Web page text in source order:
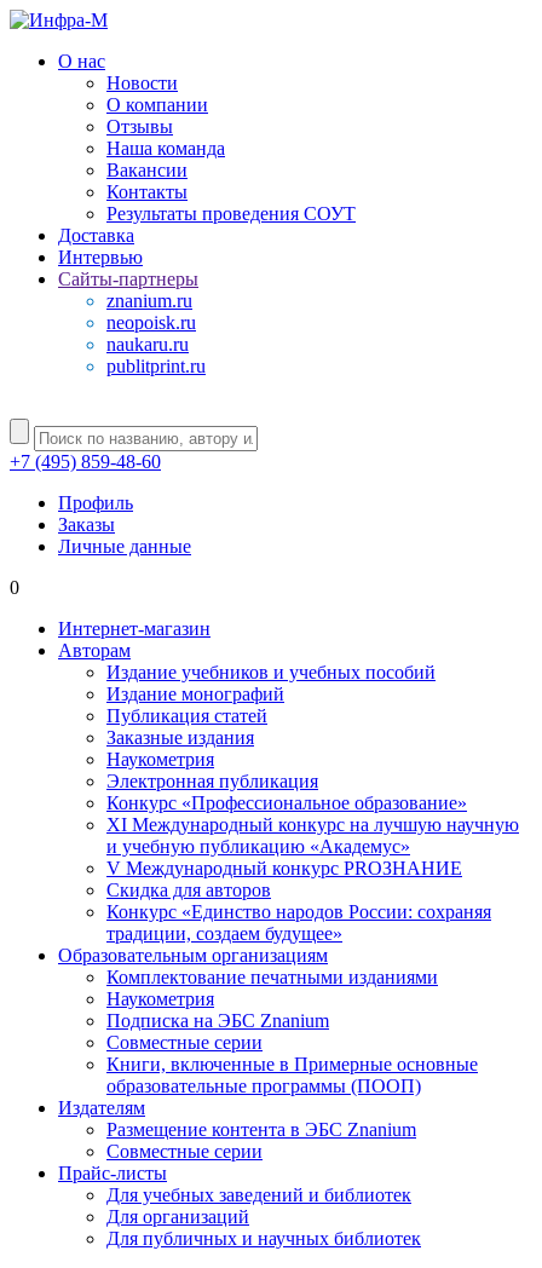
О нас
Новости
О компании
Отзывы
Наша команда
Вакансии
Контакты
Результаты проведения СОУТ
Доставка
Интервью
Сайты-партнеры
znanium.ru
neopoisk.ru
naukaru.ru
publitprint.ru
+7 (495) 859-48-60
Профиль
Заказы
Личные данные
0
Интернет-магазин
Авторам
Издание учебников и учебных пособий
Издание монографий
Публикация статей
Заказные издания
Наукометрия
Электронная публикация
Конкурс «Профессиональное образование»
XI Международный конкурс на лучшую научную
и учебную публикацию «Академус»
V Международный конкурс PROЗНАНИЕ
Скидка для авторов
Конкурс «Единство народов России: сохраняя
традиции, создаем будущее»
Образовательным организациям
Комплектование печатными изданиями
Наукометрия
Подписка на ЭБС Znanium
Совместные серии
Книги, включенные в Примерные основные
образовательные программы (ПООП)
Издателям
Размещение контента в ЭБС Znanium
Совместные серии
Прайс-листы
Для учебных заведений и библиотек
Для организаций
Для публичных и научных библиотек